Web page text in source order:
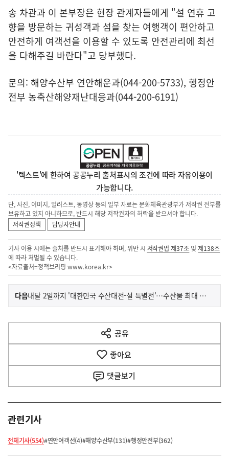
송 차관과 이 본부장은 현장 관계자들에게 "설 연휴 고
향을 방문하는 귀성객과 섬을 찾는 여행객이 편안하고
안전하게 여객선을 이용할 수 있도록 안전관리에 최선
을 다해주길 바란다"고 당부했다.
문의: 해양수산부 연안해운과(044-200-5733), 행정안
전부 농축산해양재난대응과(044-200-6191)
'텍스트'에 한하여 공공누리 출처표시의 조건에 따라 자유이용이
가능합니다.
단, 사진, 이미지, 일러스트, 동영상 등의 일부 자료는 문화체육관광부가 저작권 전부를
보유하고 있지 아니하므로, 반드시 해당 저작권자의 허락을 받으셔야 합니다.
저작권정책
담당자안내
기사 이용 시에는 출처를 반드시 표기해야 하며, 위반 시 저작권법 제37조 및제138조
에 따라 처벌될 수 있습니다.
<자료출처=정책브리핑 www.korea.kr>
이
전
다
음
다음기
내달 2일까지 '대한민국 수산대전-설 특별전'…수산물 최대 50% 할인
공유
열
기
좋아요
댓글보기
관련기사
전체기사(554)#연안여객선(4)#해양수산부(131)#행정안전부(362)